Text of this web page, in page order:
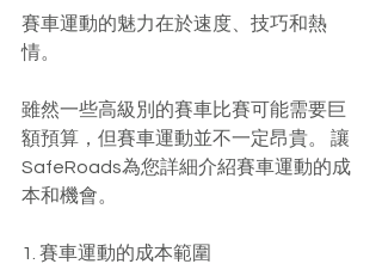
賽車運動的魅力在於速度、技巧和熱
情。
雖然一些高級別的賽車比賽可能需要巨
額預算，但賽車運動並不一定昂貴。 讓
SafeRoads為您詳細介紹賽車運動的成
本和機會。
1. 賽車運動的成本範圍